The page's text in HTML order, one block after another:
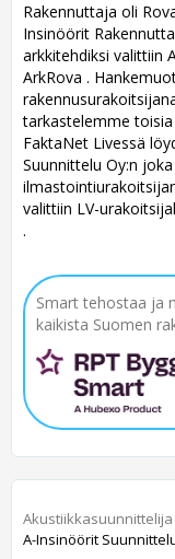
Rakennuttaja oli
Insinöörit
arkkitehdiksi valittiin
ArkRova .
tarkastelemme
FaktaNet Livessä
Suunnittelu Oy:n
valittiin LV-
.
Smart tehostaa ja
kaikista Suomen
Akustiikkasuunnittelija
A-Insinöörit